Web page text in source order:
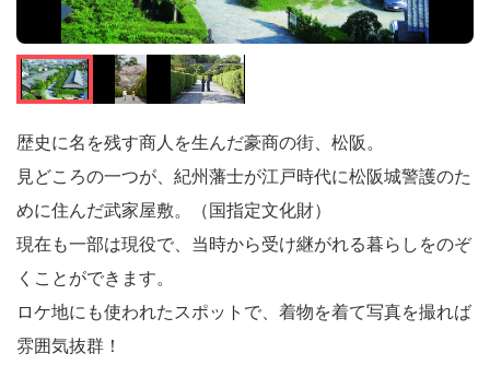
歴史に名を残す商人を生んだ豪商の街、松阪。
見どころの一つが、紀州藩士が江戸時代に松阪城警護のた
めに住んだ武家屋敷。（国指定文化財）
現在も一部は現役で、当時から受け継がれる暮らしをのぞ
くことができます。
ロケ地にも使われたスポットで、着物を着て写真を撮れば
雰囲気抜群！